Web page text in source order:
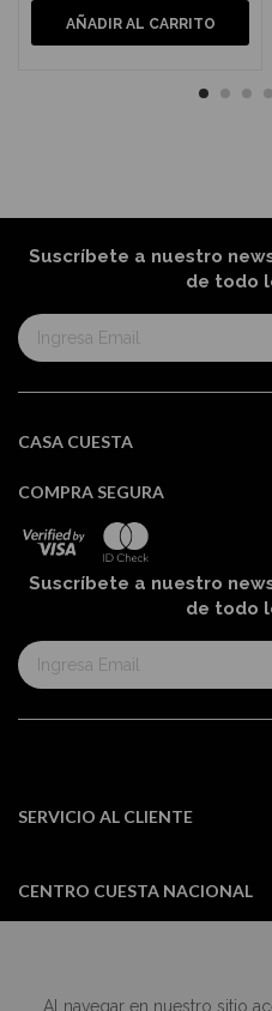
Al navegar en nuestro sitio
AÑADIR AL CARRITO
Suscríbete a nuestro
de todo
Suscríbase
al
informativo:
CASA CUESTA
COMPRA SEGURA
Suscríbete a nuestro
de todo
Suscríbase
al
informativo:
SERVICIO AL CLIENTE
CENTRO CUESTA NACIONAL